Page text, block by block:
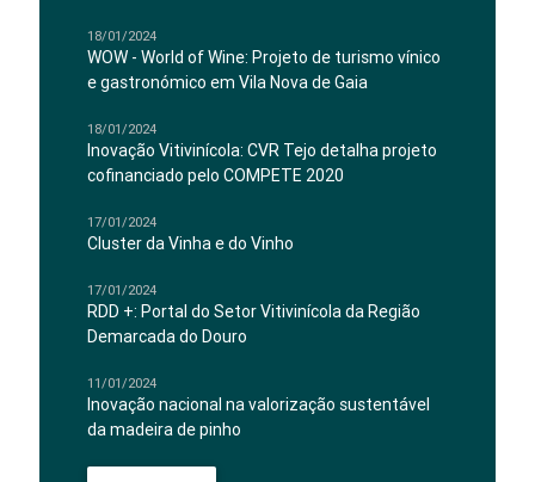
18/01/2024
WOW - World of Wine: Projeto de turismo vínico
e gastronómico em Vila Nova de Gaia
18/01/2024
Inovação Vitivinícola: CVR Tejo detalha projeto
cofinanciado pelo COMPETE 2020
17/01/2024
Cluster da Vinha e do Vinho
17/01/2024
RDD +: Portal do Setor Vitivinícola da Região
Demarcada do Douro
11/01/2024
Inovação nacional na valorização sustentável
da madeira de pinho